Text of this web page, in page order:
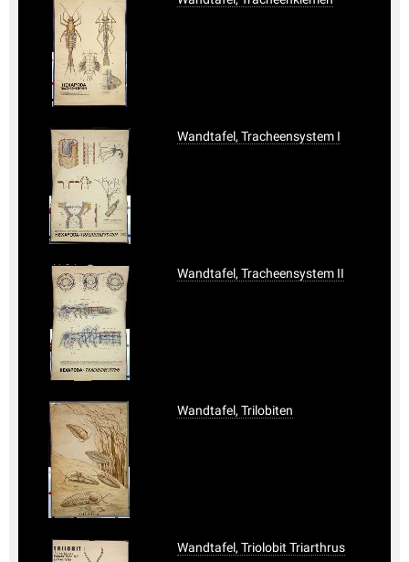
Wandtafel, Tracheensystem I
Wandtafel, Tracheensystem II
Wandtafel, Trilobiten
Wandtafel, Triolobit Triarthrus